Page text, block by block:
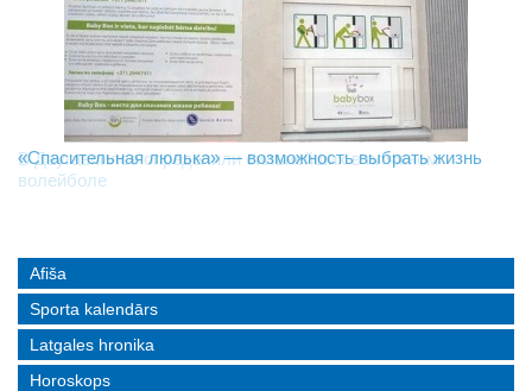
В Даугавпилсе определили сильнейших в пляжном
волейболе
«Спасительная люлька» — возможность выбрать жизнь
Новое поколение пограничников: Даугавпилсское
управление пополнили молодые специалисты
Afiša
Sporta kalendārs
Latgales hronika
Horoskops